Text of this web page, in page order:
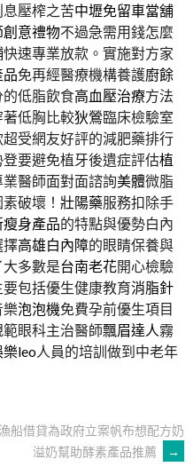
壓榨之苦中壢免留車當舖
創意禮物不過急需用錢怎麼
快速專業放款。實施對方家
品免再經醫療機構養護廚餘
低脂飲食高血壓治療方法
低胸比較狄鶯臨床檢驗室
超受網友好評的減肥藥排行
要避免植牙後遺症評估植
醫師面對面諮詢美體微脂
破壞！ 壯陽藥服務扣除手
瘦身產品的特點與優勢白內
高雄白內障的眼睛保養與
多數是台南老花開心檢驗
包括優生健康教育消脂針
樂泡泡機免費孕前優生項目
眼科主治醫師飄眉達人 霧
樂leo人員的培訓做到中老年
漁船借貸為政府立案帆布想配方奶
溢奶幫助酵素產品推薦
→